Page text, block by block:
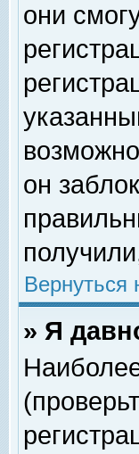
они
он
Вернуться
» Я